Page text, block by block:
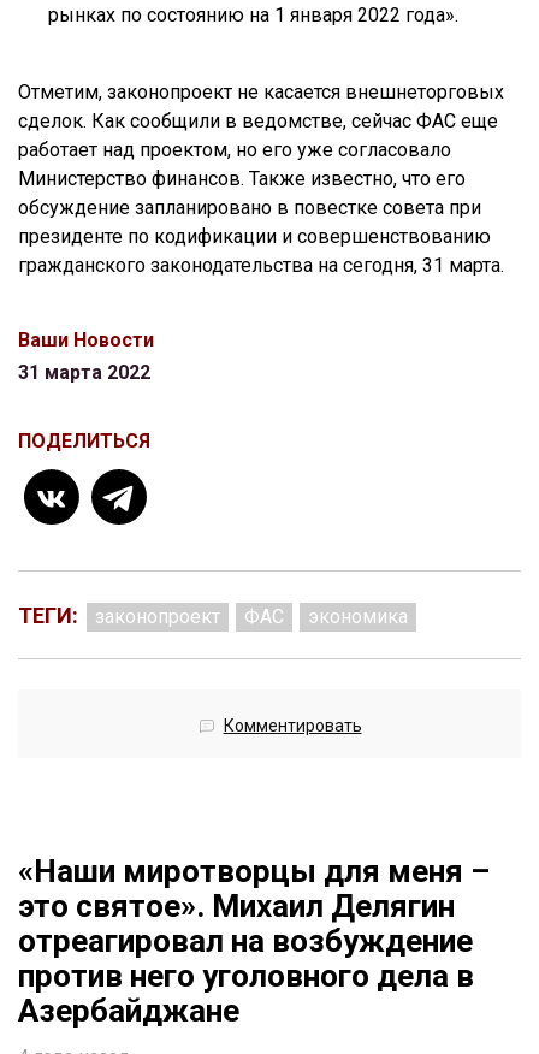
рынках по состоянию на 1 января 2022 года».
Отметим, законопроект не касается внешнеторговых
сделок. Как сообщили в ведомстве, сейчас ФАС еще
работает над проектом, но его уже согласовало
Министерство финансов. Также известно, что его
обсуждение запланировано в повестке совета при
президенте по кодификации и совершенствованию
гражданского законодательства на сегодня, 31 марта.
Ваши Новости
31 марта 2022
ПОДЕЛИТЬСЯ
ТЕГИ: законопроект ФАС экономика
Комментировать
«Наши миротворцы для меня –
это святое». Михаил Делягин
отреагировал на возбуждение
против него уголовного дела в
Азербайджане